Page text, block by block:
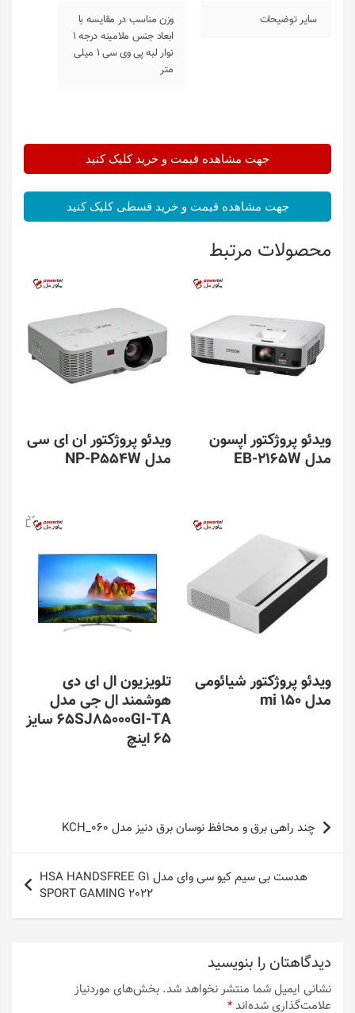
سایر توضیحات
وزن مناسب در مقایسه با
ابعاد جنس ملامینه درجه 1
نوار لبه پی وی سی 1 میلی
متر
جهت مشاهده قیمت و خرید کلیک کنید
جهت مشاهده قیمت و خرید قسطی کلیک کنید
محصولات مرتبط
ویدئو پروژکتور اپسون
مدل EB-2165W
ویدئو پروژکتور ان ای سی
مدل NP-P554W
ویدئو پروژکتور شیائومی
مدل mi 150
تلویزیون ال ای دی
هوشمند ال جی مدل
65SJ85000GI-TA سایز
65 اینچ
راهبری
نوشته
چند راهی برق و محافظ نوسان برق دنیز مدل KCH_060
هدست بی سیم کیو سی وای مدل HSA HANDSFREE G1
SPORT GAMING 2022
دیدگاهتان را بنویسید
نشانی ایمیل شما منتشر نخواهد شد. بخش‌های موردنیاز
علامت‌گذاری شده‌اند*